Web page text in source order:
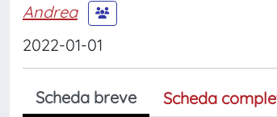
Andrea
2022-01-01
Scheda breve Scheda